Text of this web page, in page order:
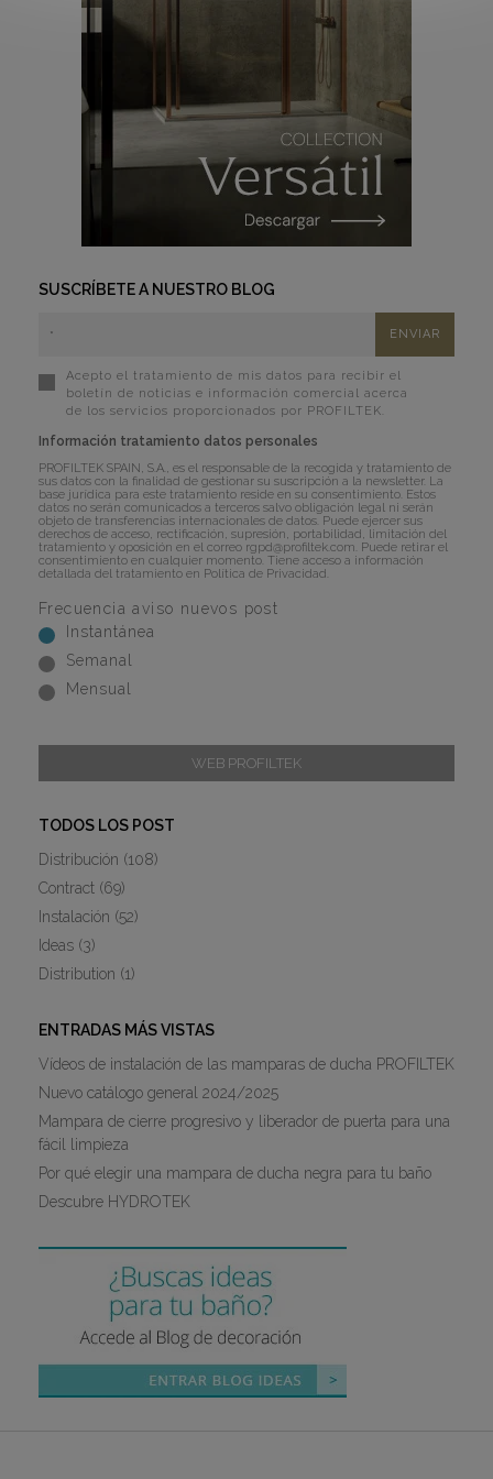
SUSCRÍBETE A NUESTRO BLOG
Acepto el tratamiento de mis datos para recibir el
boletín de noticias e información comercial acerca
de los servicios proporcionados por PROFILTEK.
Información tratamiento datos personales
PROFILTEK SPAIN, S.A., es el responsable de la recogida y tratamiento de
sus datos con la finalidad de gestionar su suscripción a la newsletter. La
base jurídica para este tratamiento reside en su consentimiento. Estos
datos no serán comunicados a terceros salvo obligación legal ni serán
objeto de transferencias internacionales de datos. Puede ejercer sus
derechos de acceso, rectificación, supresión, portabilidad, limitación del
tratamiento y oposición en el correo rgpd@profiltek.com . Puede retirar el
consentimiento en cualquier momento. Tiene acceso a información
detallada del tratamiento en Política de Privacidad
Frecuencia aviso nuevos post
Instantánea
Semanal
Mensual
WEB PROFILTEK
TODOS LOS POST
Distribución (108)
Contract (69)
Instalación (52)
Ideas (3)
Distribution (1)
ENTRADAS MÁS VISTAS
Vídeos de instalación de las mamparas de ducha PROFILTEK
Nuevo catálogo general 2024/2025
Mampara de cierre progresivo y liberador de puerta para una
fácil limpieza
Por qué elegir una mampara de ducha negra para tu baño
Descubre HYDROTEK